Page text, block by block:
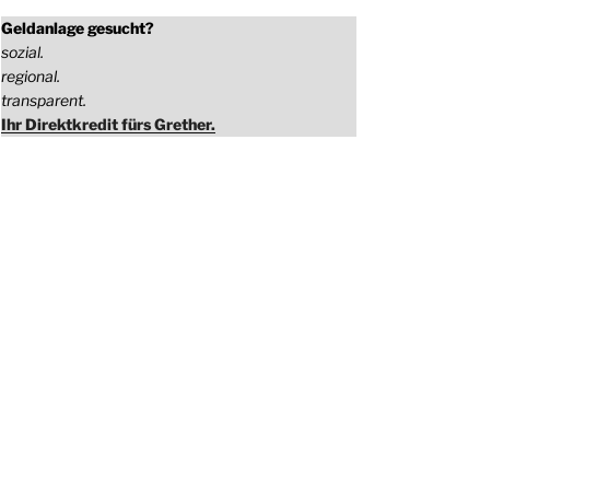
Geldanlage gesucht?
sozial.
regional.
transparent.
Ihr Direktkredit fürs Grether.